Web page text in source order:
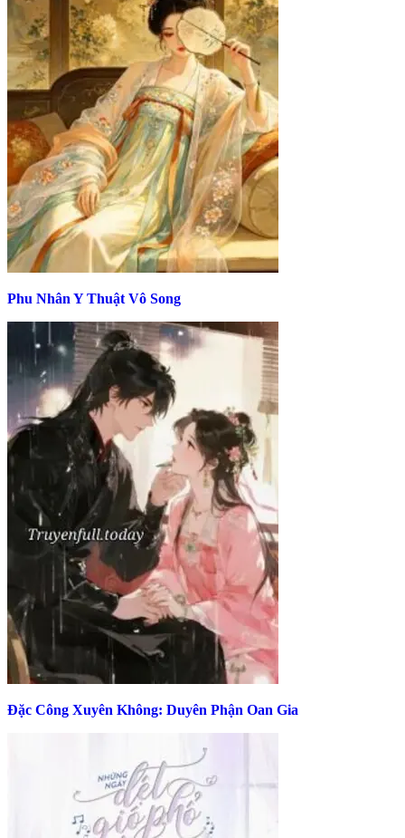
Phu Nhân Y Thuật Vô Song
Đặc Công Xuyên Không: Duyên Phận Oan Gia